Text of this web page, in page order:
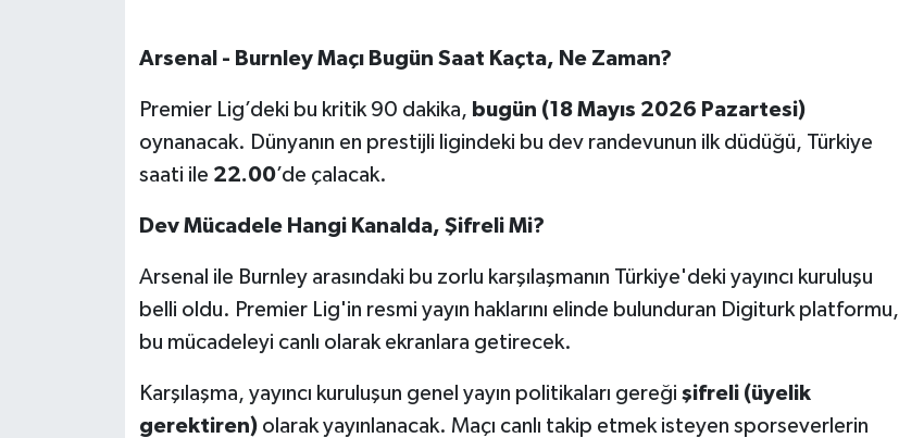
Arsenal - Burnley Maçı Bugün Saat Kaçta, Ne Zaman?
Premier Lig’deki bu kritik 90 dakika, bugün (18 Mayıs 2026 Pazartesi)
oynanacak. Dünyanın en prestijli ligindeki bu dev randevunun ilk düdüğü, Türkiye
saati ile 22.00’de çalacak.
Dev Mücadele Hangi Kanalda, Şifreli Mi?
Arsenal ile Burnley arasındaki bu zorlu karşılaşmanın Türkiye'deki yayıncı kuruluşu
belli oldu. Premier Lig'in resmi yayın haklarını elinde bulunduran Digiturk platformu,
bu mücadeleyi canlı olarak ekranlara getirecek.
Karşılaşma, yayıncı kuruluşun genel yayın politikaları gereği şifreli (üyelik
gerektiren)olarak yayınlanacak. Maçı canlı takip etmek isteyen sporseverlerin
Resmi İlanlar
SEYAHAT